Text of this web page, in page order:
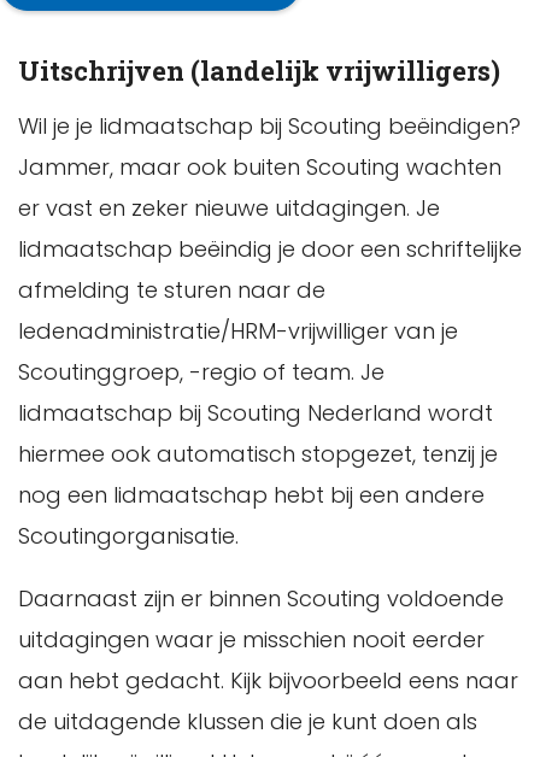
Uitschrijven (landelijk vrijwilligers)
Wil je je lidmaatschap bij Scouting beëindigen?
Jammer, maar ook buiten Scouting wachten
er vast en zeker nieuwe uitdagingen. Je
lidmaatschap beëindig je door een schriftelijke
afmelding te sturen naar de
ledenadministratie/HRM-vrijwilliger van je
Scoutinggroep, -regio of team. Je
lidmaatschap bij Scouting Nederland wordt
hiermee ook automatisch stopgezet, tenzij je
nog een lidmaatschap hebt bij een andere
Scoutingorganisatie.
Daarnaast zijn er binnen Scouting voldoende
uitdagingen waar je misschien nooit eerder
aan hebt gedacht. Kijk bijvoorbeeld eens naar
de uitdagende klussen die je kunt doen als